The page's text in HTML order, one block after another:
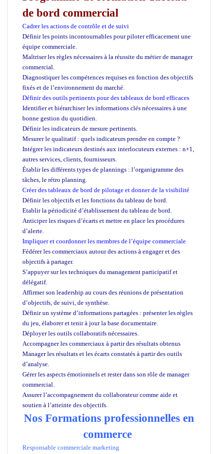
de bord commercial
Cadrer les actions de contrôle et de suivi
Définir les points incontournables pour piloter efficacement une
équipe commerciale.
Maîtriser les règles nécessaires à la réussite du métier de manager
commercial.
Diagnostiquer les compétences requises en fonction des objectifs
fixés et de l’environnement du marché.
Définir des outils pertinents pour des tableaux de bord efficaces
Identifier et hiérarchiser les informations clés nécessaires à une
bonne gestion du quotidien.
Définir les indicateurs de mesure pertinents.
Mesurer le qualitatif : quels indicateurs prendre en compte ?
Intégrer les indicateurs destinés aux interlocuteurs externes : n+1,
autres services, clients, fournisseurs.
Établir les différents types de plannings : l’organigramme des
tâches, le rétro planning.
Créer des tableaux de bord de pilotage et donner de la visibilité
Définir les objectifs et les fonctions du tableau de bord.
Etablir la périodicité d’établissement du tableau de bord.
Anticiper les risques d’écarts et mettre en place les procédures
d’alerte.
Impliquer et coordonner les membres de l’équipe commerciale
Fédérer les commerciaux autour des actions à engager et des
objectifs à partager.
S’appuyer sur les techniques du management participatif et
délégatif.
Affirmer son leadership au cours des réunions de présentation
d’objectifs, de suivi, de synthèse.
Définir un système d’informations partagées : présenter les règles
du jeu, élaborer et tenir à jour la base documentaire.
Déployer les outils collaboratifs nécessaires.
Accompagner les commerciaux à partir des résultats obtenus
Manager les résultats et les écarts constatés à partir des outils
d’analyse.
Gérer les aspects émotionnels et rester dans son rôle de manager
commercial.
Assurer l’accompagnement du collaborateur comme aide et
soutien à l’atteinte des objectifs.
Nos Formations professionnelles en
commerce
Responsable commerciale marketing